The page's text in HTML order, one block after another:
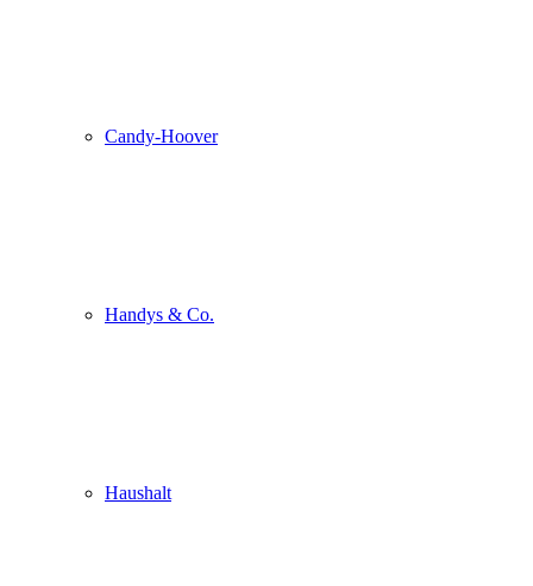
Candy-Hoover
Handys & Co.
Haushalt